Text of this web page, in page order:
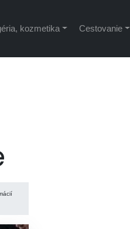
kozmetika Cestovanie